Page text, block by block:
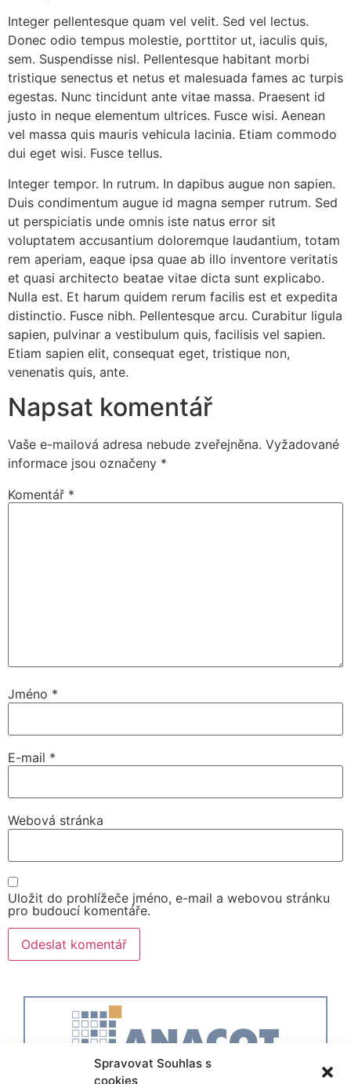
Spravovat Souhlas s
cookies
Integer pellentesque quam vel velit. Sed vel lectus.
Donec odio tempus molestie, porttitor ut, iaculis quis,
sem. Suspendisse nisl. Pellentesque habitant morbi
tristique senectus et netus et malesuada fames ac turpis
egestas. Nunc tincidunt ante vitae massa. Praesent id
justo in neque elementum ultrices. Fusce wisi. Aenean
vel massa quis mauris vehicula lacinia. Etiam commodo
dui eget wisi. Fusce tellus.
Integer tempor. In rutrum. In dapibus augue non sapien.
Duis condimentum augue id magna semper rutrum. Sed
ut perspiciatis unde omnis iste natus error sit
voluptatem accusantium doloremque laudantium, totam
rem aperiam, eaque ipsa quae ab illo inventore veritatis
et quasi architecto beatae vitae dicta sunt explicabo.
Nulla est. Et harum quidem rerum facilis est et expedita
distinctio. Fusce nibh. Pellentesque arcu. Curabitur ligula
sapien, pulvinar a vestibulum quis, facilisis vel sapien.
Etiam sapien elit, consequat eget, tristique non,
venenatis quis, ante.
Napsat komentář
Vaše e-mailová adresa nebude zveřejněna. Vyžadované
informace jsou označeny *
Komentář *
Jméno *
E-mail *
Webová stránka
Uložit do prohlížeče jméno, e-mail a webovou stránku
pro budoucí komentáře.